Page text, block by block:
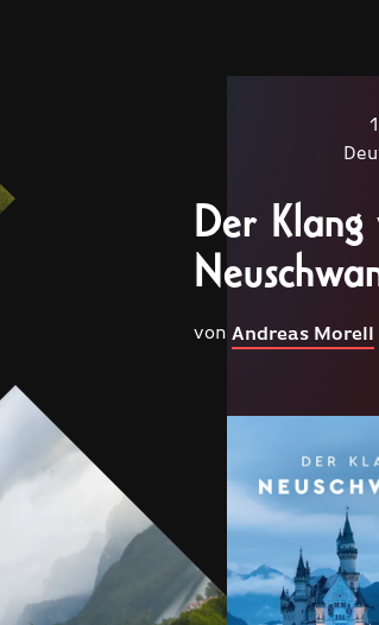
Der Klang
vonAndreas Morell